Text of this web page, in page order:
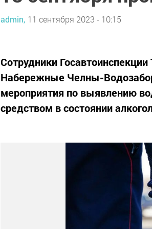
admin, 11 сентября 2023 - 10:15
Сотрудники
Набережные Челны-
мероприятия по выявлению
средством в состоянии